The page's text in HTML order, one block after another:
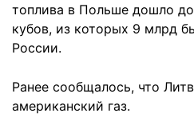
топлива в Польше дошло
кубов, из которых 9 млрд
России.
Ранее сообщалось, что
американский газ.